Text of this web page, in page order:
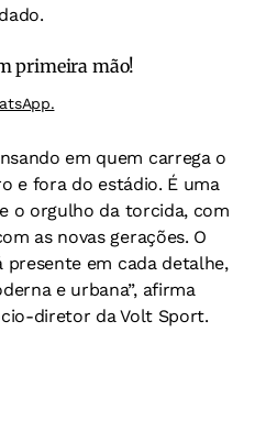
primeira mão!
em quem carrega o
e fora do estádio. É uma
o orgulho da torcida, com
as novas gerações. O
em cada detalhe,
e urbana”, afirma
diretor da Volt Sport.